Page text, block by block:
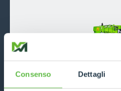
Consenso Dettagli
P50.18